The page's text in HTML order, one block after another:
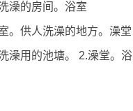
澡的房间。浴室
。供人洗澡的地方。澡堂
澡用的池塘。 2.澡堂。